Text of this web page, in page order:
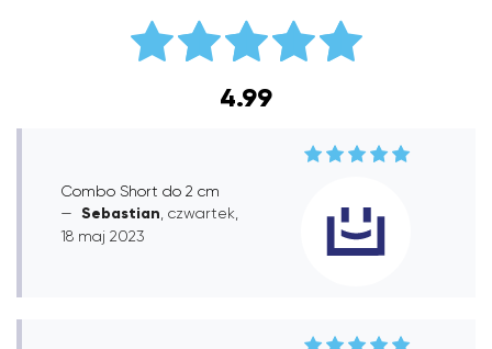
4.99
Combo Short do 2 cm
Sebastian , czwartek,
18 maj 2023